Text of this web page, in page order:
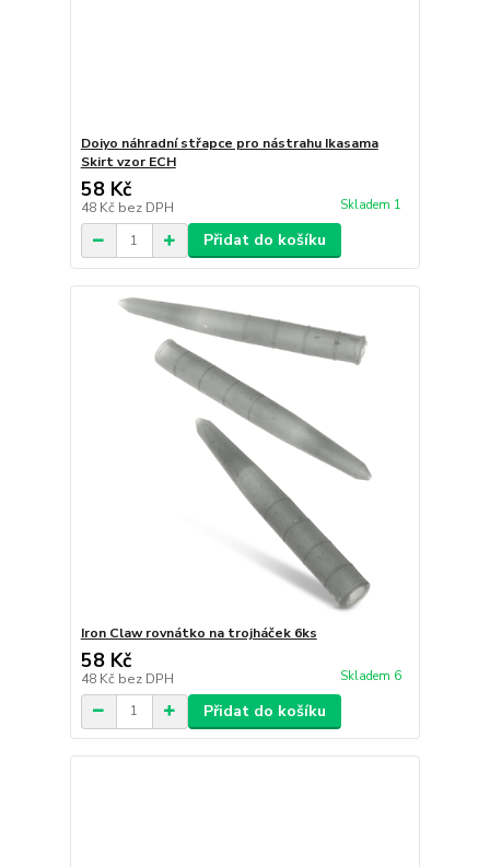
Doiyo náhradní střapce pro nástrahu Ikasama
Skirt vzor ECH
58 Kč
48 Kč bez DPH Skladem 1
Přidat do košíku
Iron Claw rovnátko na trojháček 6ks
58 Kč
48 Kč bez DPH Skladem 6
Přidat do košíku